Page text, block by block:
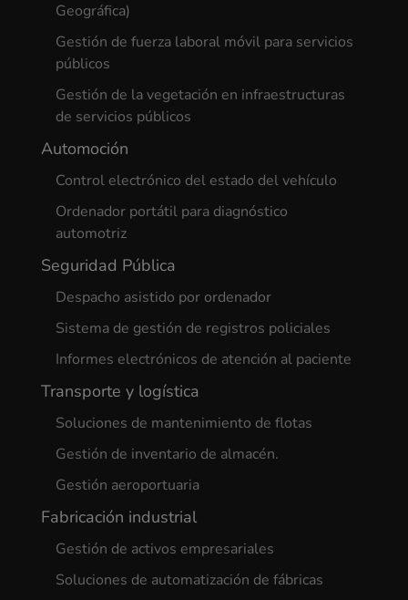
Geográfica)
Gestión de fuerza laboral móvil para servicios
públicos
Gestión de la vegetación en infraestructuras
de servicios públicos
Automoción
Control electrónico del estado del vehículo
Ordenador portátil para diagnóstico
automotriz
Seguridad Pública
Despacho asistido por ordenador
Sistema de gestión de registros policiales
Informes electrónicos de atención al paciente
Transporte y logística
Soluciones de mantenimiento de flotas
Gestión de inventario de almacén.
Gestión aeroportuaria
Fabricación industrial
Gestión de activos empresariales
Soluciones de automatización de fábricas